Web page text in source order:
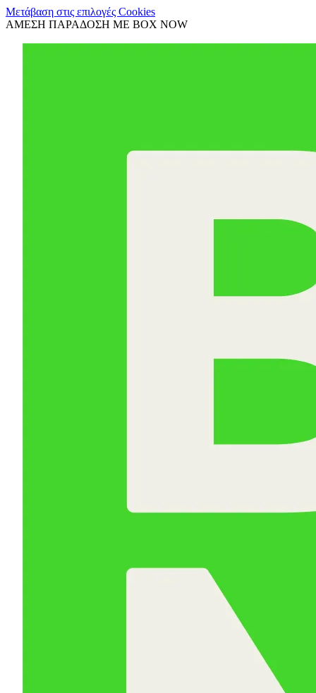
Μετάβαση στις επιλογές Cookies
ΑΜΕΣΗ ΠΑΡΑΔΟΣΗ ΜΕ BOX NOW